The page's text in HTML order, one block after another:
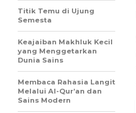
Titik Temu di Ujung
Semesta
Keajaiban Makhluk Kecil
yang Menggetarkan
Dunia Sains
Membaca Rahasia Langit
Melalui Al-Qur’an dan
Sains Modern